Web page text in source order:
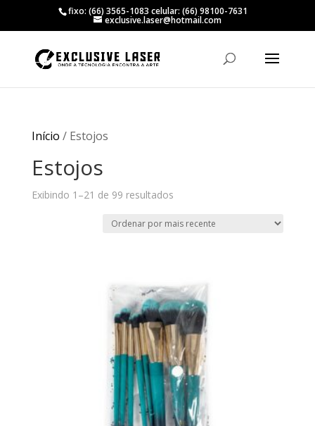
fixo: (66) 3565-1083 celular: (66) 98100-7631
exclusive.laser@hotmail.com
Início / Estojos
Estojos
Exibindo 1–21 de 99 resultadosClassificado